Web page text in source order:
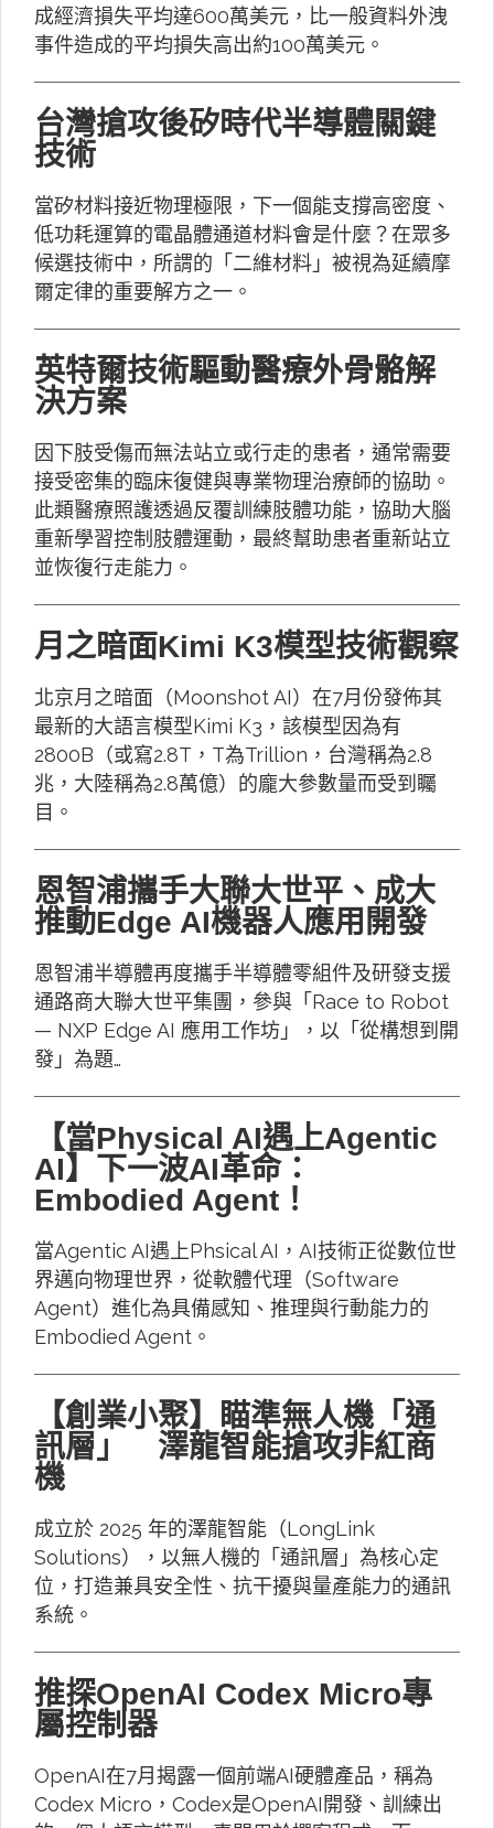
成經濟損失平均達600萬美元，比一般資料外洩
事件造成的平均損失高出約100萬美元。
台灣搶攻後矽時代半導體關鍵
技術
當矽材料接近物理極限，下一個能支撐高密度、
低功耗運算的電晶體通道材料會是什麼？在眾多
候選技術中，所謂的「二維材料」被視為延續摩
爾定律的重要解方之一。
英特爾技術驅動醫療外骨骼解
決方案
因下肢受傷而無法站立或行走的患者，通常需要
接受密集的臨床復健與專業物理治療師的協助。
此類醫療照護透過反覆訓練肢體功能，協助大腦
重新學習控制肢體運動，最終幫助患者重新站立
並恢復行走能力。
月之暗面Kimi K3模型技術觀察
北京月之暗面（Moonshot AI）在7月份發佈其
最新的大語言模型Kimi K3，該模型因為有
2800B（或寫2.8T，T為Trillion，台灣稱為2.8
兆，大陸稱為2.8萬億）的龐大參數量而受到矚
目。
恩智浦攜手大聯大世平、成大
推動Edge AI機器人應用開發
恩智浦半導體再度攜手半導體零組件及研發支援
通路商大聯大世平集團，參與「Race to Robot
— NXP Edge AI 應用工作坊」，以「從構想到開
發」為題…
【當Physical AI遇上Agentic
AI】下一波AI革命：
Embodied Agent！
當Agentic AI遇上Phsical AI，AI技術正從數位世
界邁向物理世界，從軟體代理（Software
Agent）進化為具備感知、推理與行動能力的
Embodied Agent。
【創業小聚】瞄準無人機「通
訊層」 澤龍智能搶攻非紅商
機
成立於 2025 年的澤龍智能（LongLink
Solutions），以無人機的「通訊層」為核心定
位，打造兼具安全性、抗干擾與量產能力的通訊
系統。
推探OpenAI Codex Micro專
屬控制器
OpenAI在7月揭露一個前端AI硬體產品，稱為
Codex Micro，Codex是OpenAI開發、訓練出